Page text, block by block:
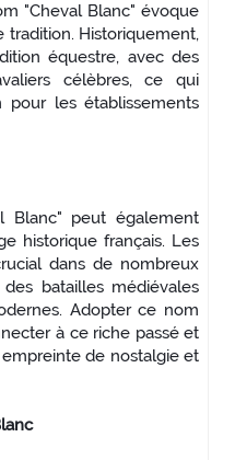
"Cheval Blanc" évoque
Historiquement,
équestre, avec des
célèbres, ce qui
les établissements
Blanc" peut également
historique français. Les
dans de nombreux
batailles médiévales
Adopter ce nom
à ce riche passé et
de nostalgie et